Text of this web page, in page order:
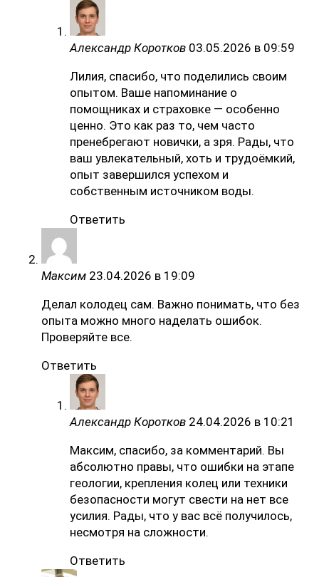
Александр Коротков 03.05.2026 в 09:59
Лилия, спасибо, что поделились своим
опытом. Ваше напоминание о
помощниках и страховке — особенно
ценно. Это как раз то, чем часто
пренебрегают новички, а зря. Рады, что
ваш увлекательный, хоть и трудоёмкий,
опыт завершился успехом и
собственным источником воды.
Ответить
Максим 23.04.2026 в 19:09
Делал колодец сам. Важно понимать, что без
опыта можно много наделать ошибок.
Проверяйте все.
Ответить
Александр Коротков 24.04.2026 в 10:21
Максим, спасибо, за комментарий. Вы
абсолютно правы, что ошибки на этапе
геологии, крепления колец или техники
безопасности могут свести на нет все
усилия. Рады, что у вас всё получилось,
несмотря на сложности.
Ответить